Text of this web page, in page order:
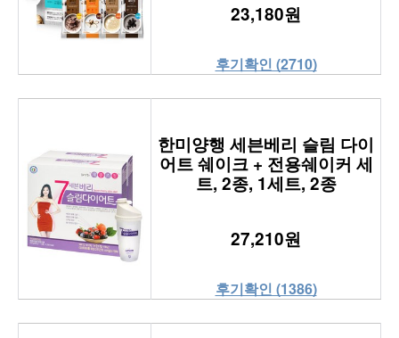
23,180원
후기확인 (2710)
한미양행 세븐베리 슬림 다이
어트 쉐이크 + 전용쉐이커 세
트, 2종, 1세트, 2종
27,210원
후기확인 (1386)